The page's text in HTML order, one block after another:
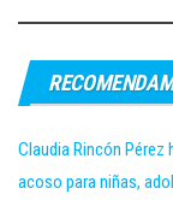
Claudia Rincón
acoso para niñas,